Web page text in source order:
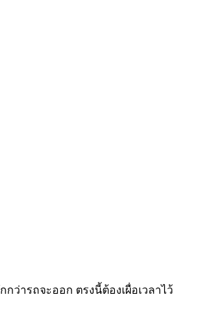
ว่ารถจะออก ตรงนี้ต้องเผื่อเวลาไว้